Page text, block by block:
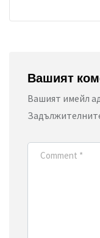
Вашият
Вашият имейл